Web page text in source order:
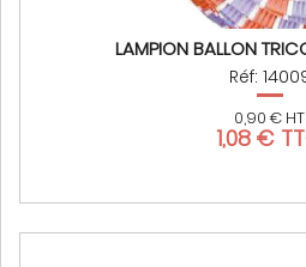
LAMPION BALLON
Réf:
0,90 € HT
1,08 €